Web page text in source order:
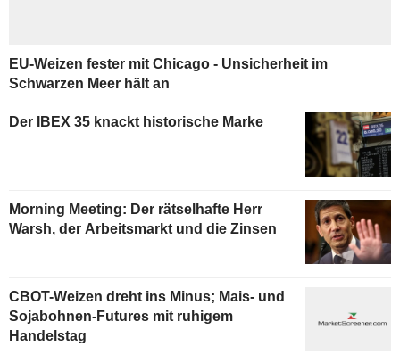
EU-Weizen fester mit Chicago - Unsicherheit im
Schwarzen Meer hält an
Der IBEX 35 knackt historische Marke
Morning Meeting: Der rätselhafte Herr
Warsh, der Arbeitsmarkt und die Zinsen
CBOT-Weizen dreht ins Minus; Mais- und
Sojabohnen-Futures mit ruhigem
Handelstag